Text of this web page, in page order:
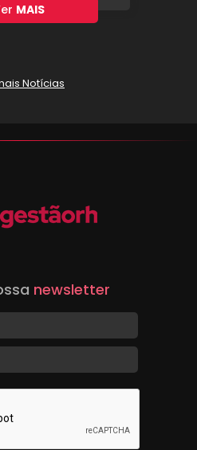
MAIS
Notícias
newsletter